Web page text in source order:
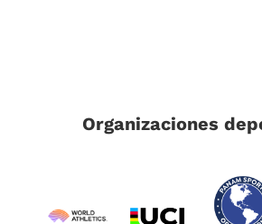
Organizaciones